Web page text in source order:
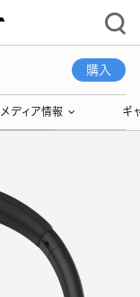
購入
メディア情報 ギ